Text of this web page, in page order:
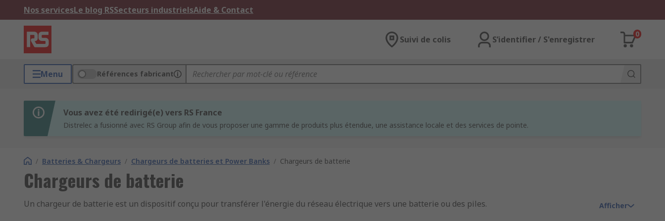
Nos servicesLe blog RSSecteurs industrielsAide & Contact
Suivi de colis S’identifier / S'enregistrer
0
Menu Références fabricant
Vous avez été redirigé(e) vers RS France
Distrelec a fusionné avec RS Group afin de vous proposer une gamme de produits plus étendue, une assistance locale et des services de pointe.
/ Batteries & Chargeurs / Chargeurs de batteries et Power Banks / Chargeurs de batterie
Chargeurs de batterie
Un chargeur de batterie est un dispositif conçu pour transférer l'énergie du réseau électrique vers une batterie ou des piles. Afficher